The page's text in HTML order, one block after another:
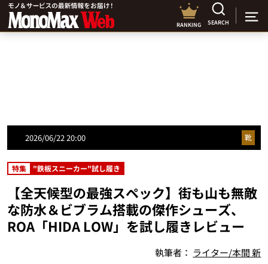
RANKING SEARCH
2026/06/22 20:00 靴
特集 "鉄板スニーカー"試し履き
【全天候型の最強スペック】街も山も無敵
な防水＆ビブラム搭載の傑作シューズ、
ROA「HIDA LOW」を試し履きレビュー
執筆者： ライター/本間 新